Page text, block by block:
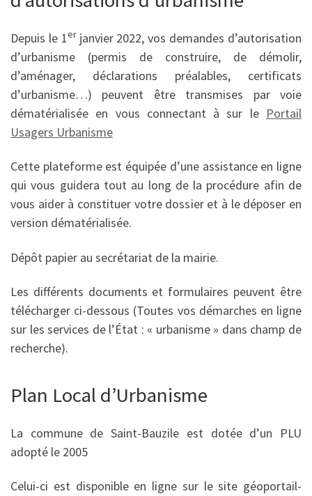
Depuis le 1erjanvier 2022, vos demandes d’autorisation
d’urbanisme (permis de construire, de démolir,
d’aménager, déclarations préalables, certificats
d’urbanisme…) peuvent être transmises par voie
dématérialisée en vous connectant à sur le Portail
Usagers Urbanisme
Cette plateforme est équipée d’une assistance en ligne
qui vous guidera tout au long de la procédure afin de
vous aider à constituer votre dossier et à le déposer en
version dématérialisée.
Dépôt papier au secrétariat de la mairie.
Les différents documents et formulaires peuvent être
télécharger ci-dessous (Toutes vos démarches en ligne
sur les services de l’État : « urbanisme » dans champ de
recherche).
Plan Local d’Urbanisme
La commune de Saint-Bauzile est dotée d’un PLU
adopté le 2005
Celui-ci est disponible en ligne sur le site géoportail-